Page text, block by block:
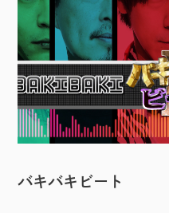
バキバキビート